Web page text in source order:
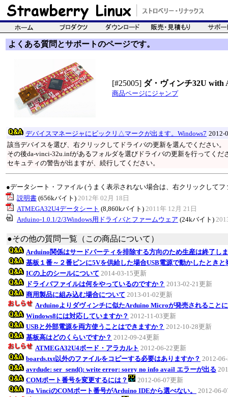
よくある質問とサポートのページです。
[#25005] ダ・ヴィンチ32U with
商品ページにジャンプ
デバイスマネージャにビックリ△マークが出ます。Windows7 2012-
該当デバイスを選び、右クリックしてドライバの更新を選んでください。
その後da-vinci-32u.infがあるフォルダを選びドライバの更新を行ってくだ
セキュティの警告が出ますが、続行してください。
●データシート・ファイル (うまく表示されない場合は、右クリックして
説明書 (656kバイト) 2012年 02月 18日
ATMEGA32U4データシート (8,860kバイト) 2011年 12月 21日
Arduino-1.0.1/2/3Windows用ドライバとファームウェア (24kバイト)
●その他の質問一覧（この商品について）
Arduino関係はサードパーティを排除する方向のため生産は終了し
基板１番～２番ピンに5Vを供給した場合USB電源で動かしたとき
ICの上のシールについて 2014-03-15更新
ドライバファイルは何をやっているのですか？ 2013-02-21更新
商用製品に組み込む場合について 2013-01-02更新
Arduinoよりダヴィンチに似たArduino Microが発売されること
Windows8には対応していますか？ 2012-11-03更新
USBと外部電源を両方使うことはできますか？ 2012-10-28更新
基板高はどのくらいですか？ 2012-09-24更新
ATMEGA32U4ボード・アラカルト 2012-06-22更新
boards.txt以外のファイルをコピーする必要はありますか？ 2012-
avrdude: ser_send(): write error: sorry no info avail エラーが出る
COMポート番号を変更するには？
2012-06-07更新
Da VinciのCOMポート番号がArduino IDEから選べない。
2012-06-